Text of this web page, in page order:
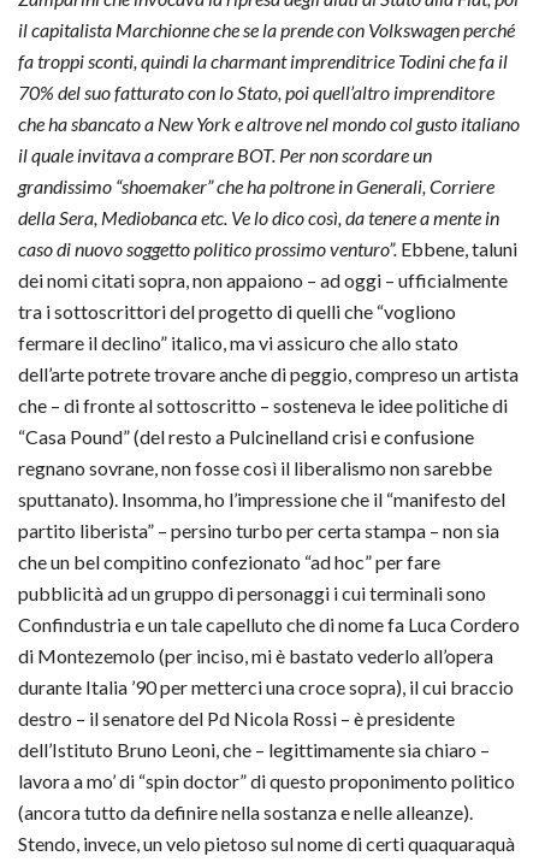
il capitalista Marchionne che se la prende con Volkswagen perché
fa troppi sconti, quindi la charmant imprenditrice Todini che fa il
70% del suo fatturato con lo Stato, poi quell’altro imprenditore
che ha sbancato a New York e altrove nel mondo col gusto italiano
il quale invitava a comprare BOT. Per non scordare un
grandissimo “shoemaker” che ha poltrone in Generali, Corriere
della Sera, Mediobanca etc. Ve lo dico così, da tenere a mente in
caso di nuovo soggetto politico prossimo venturo”. Ebbene, taluni
dei nomi citati sopra, non appaiono – ad oggi – ufficialmente
tra i sottoscrittori del progetto di quelli che “vogliono
fermare il declino” italico, ma vi assicuro che allo stato
dell’arte potrete trovare anche di peggio, compreso un artista
che – di fronte al sottoscritto – sosteneva le idee politiche di
“Casa Pound” (del resto a Pulcinelland crisi e confusione
regnano sovrane, non fosse così il liberalismo non sarebbe
sputtanato). Insomma, ho l’impressione che il “manifesto del
partito liberista” – persino turbo per certa stampa – non sia
che un bel compitino confezionato “ad hoc” per fare
pubblicità ad un gruppo di personaggi i cui terminali sono
Confindustria e un tale capelluto che di nome fa Luca Cordero
di Montezemolo (per inciso, mi è bastato vederlo all’opera
durante Italia ’90 per metterci una croce sopra), il cui braccio
destro – il senatore del Pd Nicola Rossi – è presidente
dell’Istituto Bruno Leoni, che – legittimamente sia chiaro –
lavora a mo’ di “spin doctor” di questo proponimento politico
(ancora tutto da definire nella sostanza e nelle alleanze).
Stendo, invece, un velo pietoso sul nome di certi quaquaraquà